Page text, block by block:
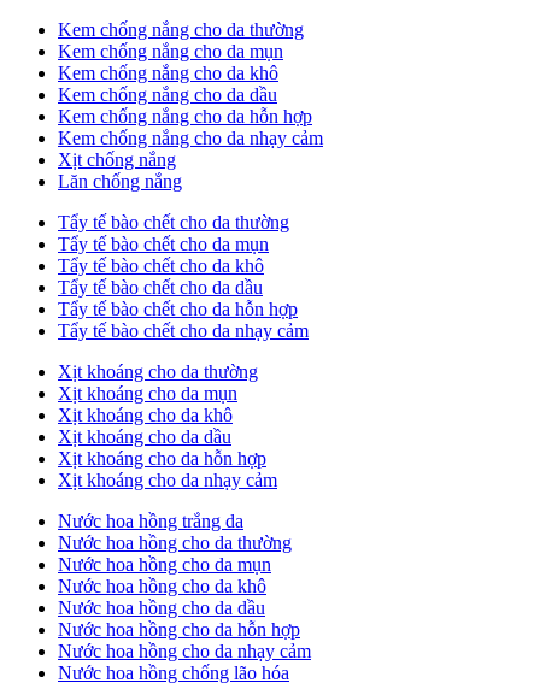
Kem chống nắng cho da thường
Kem chống nắng cho da mụn
Kem chống nắng cho da khô
Kem chống nắng cho da dầu
Kem chống nắng cho da hỗn hợp
Kem chống nắng cho da nhạy cảm
Xịt chống nắng
Lăn chống nắng
Tẩy tế bào chết cho da thường
Tẩy tế bào chết cho da mụn
Tẩy tế bào chết cho da khô
Tẩy tế bào chết cho da dầu
Tẩy tế bào chết cho da hỗn hợp
Tẩy tế bào chết cho da nhạy cảm
Xịt khoáng cho da thường
Xịt khoáng cho da mụn
Xịt khoáng cho da khô
Xịt khoáng cho da dầu
Xịt khoáng cho da hỗn hợp
Xịt khoáng cho da nhạy cảm
Nước hoa hồng trắng da
Nước hoa hồng cho da thường
Nước hoa hồng cho da mụn
Nước hoa hồng cho da khô
Nước hoa hồng cho da dầu
Nước hoa hồng cho da hỗn hợp
Nước hoa hồng cho da nhạy cảm
Nước hoa hồng chống lão hóa